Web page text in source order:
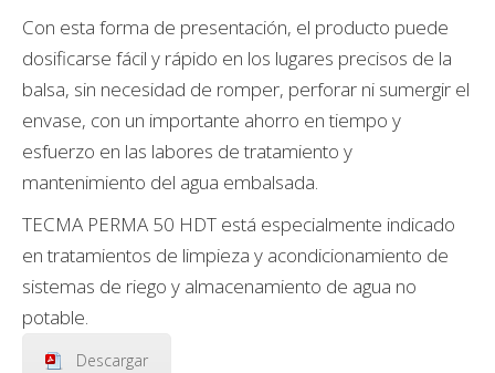
Con esta forma de presentación, el producto puede
dosificarse fácil y rápido en los lugares precisos de la
balsa, sin necesidad de romper, perforar ni sumergir el
envase, con un importante ahorro en tiempo y
esfuerzo en las labores de tratamiento y
mantenimiento del agua embalsada.
TECMA PERMA 50 HDT está especialmente indicado
en tratamientos de limpieza y acondicionamiento de
sistemas de riego y almacenamiento de agua no
potable.
Descargar